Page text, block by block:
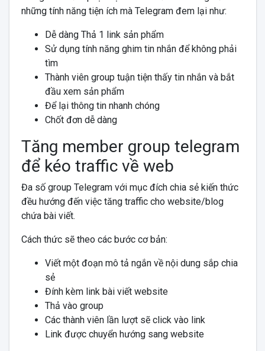
những tính năng tiện ích mà Telegram đem lại như:
Dễ dàng Thả 1 link sản phẩm
Sử dụng tính năng ghim tin nhắn để không phải
tìm
Thành viên group tuận tiện thấy tin nhắn và bắt
đầu xem sản phẩm
Để lại thông tin nhanh chóng
Chốt đơn dễ dàng
Tăng member group telegram
để kéo traffic về web
Đa số group Telegram với mục đích chia sẻ kiến thức
đều hướng đến việc tăng traffic cho website/blog
chứa bài viết.
Cách thức sẽ theo các bước cơ bản:
Viết một đoạn mô tả ngắn về nội dung sắp chia
sẻ
Đính kèm link bài viết website
Thả vào group
Các thành viên lần lượt sẽ click vào link
Link được chuyển hướng sang website